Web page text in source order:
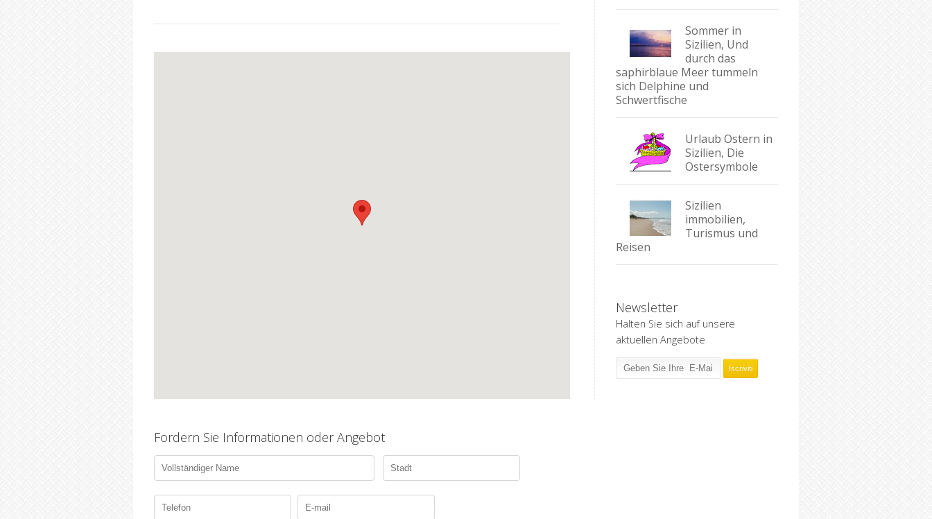
Fordern Sie Informationen oder Angebot
Sommer in
Sizilien, Und
durch das
saphirblaue Meer tummeln
sich Delphine und
Schwertfische
Urlaub Ostern in
Sizilien, Die
Ostersymbole
Sizilien
immobilien,
Turismus und
Reisen
Newsletter
Halten Sie sich auf unsere
aktuellen Angebote